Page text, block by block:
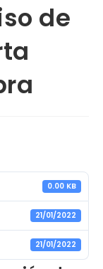
de
0.00 KB
21/01/2022
21/01/2022